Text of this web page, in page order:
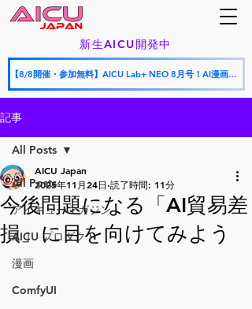
新生AICU開発中
【8/8開催・参加無料】AICU Lab+ NEO 8月号！AI漫画フェスティバル授賞式 × AICU怒涛の新サービス発表会
記事
All Posts
アイキューマガジン
AICU プロダクト
漫画
ComfyUI
All Posts
今後問題になる「AI貿易差
損」に目を向けてみよう
AICU Japan
2025年11月24日 読了時間: 11分